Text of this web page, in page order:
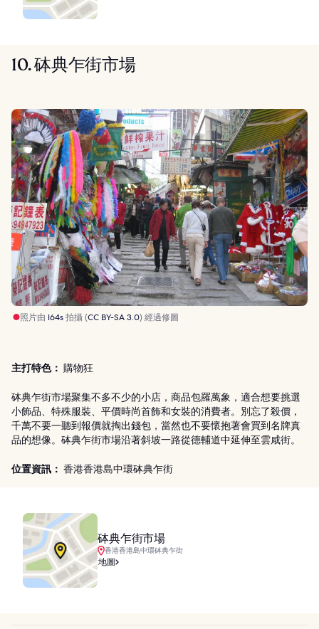
10. 砵典乍街市場
照片由 I64s拍攝 (CC BY-SA 3.0) 經過修圖
主打特色： 購物狂
砵典乍街市場聚集不多不少的小店，商品包羅萬象，適合想要挑選
小飾品、特殊服裝、平價時尚首飾和女裝的消費者。別忘了殺價，
千萬不要一聽到報價就掏出錢包，當然也不要懷抱著會買到名牌真
品的想像。砵典乍街市場沿著斜坡一路從德輔道中延伸至雲咸街。
位置資訊： 香港香港島中環砵典乍街
砵典乍街市場
香港香港島中環砵典乍街
地圖